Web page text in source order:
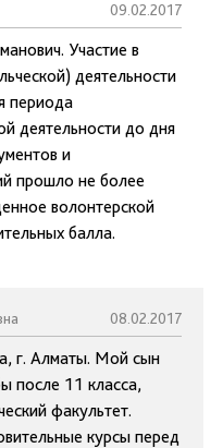
09.02.2017
Участие в
деятельности
периода
деятельности до дня
и
прошло не более
волонтерской
балла.
08.02.2017
г. Алматы. Мой сын
после 11 класса,
факультет.
курсы перед